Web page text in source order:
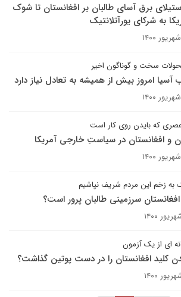
برق آسای طالبان بر افغانستان تا شوک
به شرکای یورآتلانتیک
سخت و گوناگون اخیر
آسیا امروز بیش از همیشه به تعادل نیاز دارد
که بایدن روی کار است
و افغانستان در سیاستِ خارجی آمریکا
به زخم این مردم شریف نپاشیم
افغانستان سرزمینی طالبان پرور است؟
ای از یک آزمون
کلید افغانستان را در دست پوتین گذاشت؟